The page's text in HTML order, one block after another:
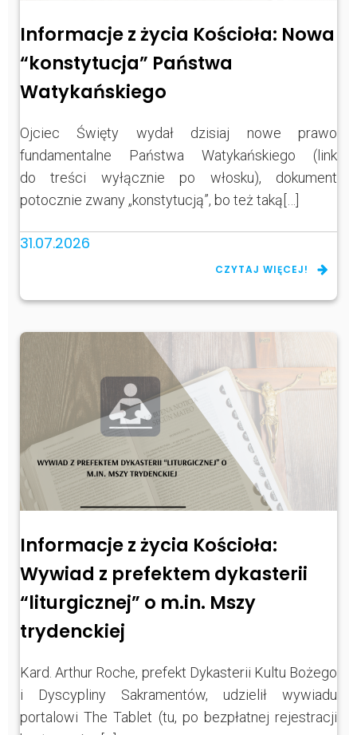
Informacje z życia Kościoła: Nowa
“konstytucja” Państwa
Watykańskiego
Ojciec Święty wydał dzisiaj nowe prawo
fundamentalne Państwa Watykańskiego (link
do treści wyłącznie po włosku), dokument
potocznie zwany „konstytucją”, bo też taką[…]
31.07.2026
CZYTAJ WIĘCEJ!
Informacje z życia Kościoła:
Wywiad z prefektem dykasterii
“liturgicznej” o m.in. Mszy
trydenckiej
Kard. Arthur Roche, prefekt Dykasterii Kultu Bożego
i Dyscypliny Sakramentów, udzielił wywiadu
portalowi The Tablet (tu, po bezpłatnej rejestracji